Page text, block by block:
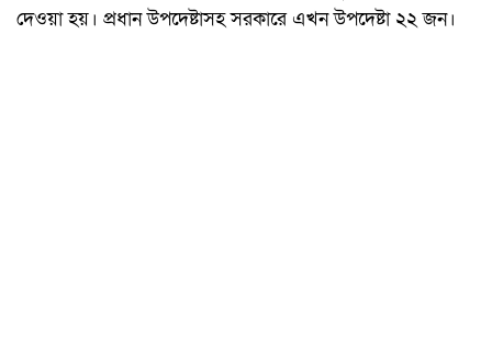
দেওয়া হয়। প্রধান উপদেষ্টাসহ সরকারে এখন উপদেষ্টা ২২ জন।